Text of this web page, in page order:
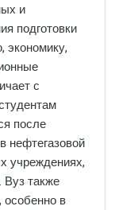
и
подготовки
экономику,
с
после
нефтегазовой
учреждениях,
Вуз также
в